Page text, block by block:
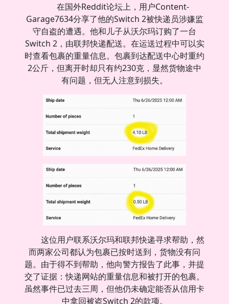
在国外Reddit论坛上，用户Content-
Garage7634分享了他的Switch 2被快递员涉嫌监
守自盗的遭遇。他和儿子从沃尔玛订购了一台
Switch 2，由联邦快递配送。在运送过程中可以实
时查看包裹的重量信息。包裹到达配送中心时重约
2公斤，但离开时却只有约230克，显然货物途中
有问题，但无人注意到损失。
这位用户联系沃尔玛和联邦快递寻求帮助，然
而两家公司都认为包裹已按时送到，货物没有问
题。由于得不到帮助，他向警方报告了此事，并提
交了证据：快递网站的重量信息和被打开的包裹。
虽然事件已过去三周，但他仍未确定能否从信用卡
中拿回被盗Switch 2的款项。